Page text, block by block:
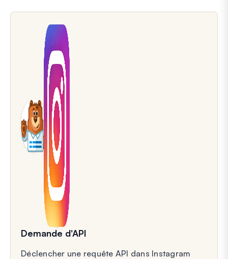
Demande d'API
Déclencher une requête API dans Instagram